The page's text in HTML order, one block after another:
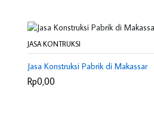
JASA KONTRUKSI
Jasa Konstruksi Pabrik di Makassar
Rp0,00